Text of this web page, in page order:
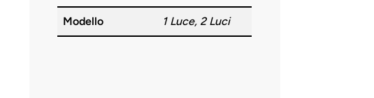
Modello 1 Luce, 2 Luci